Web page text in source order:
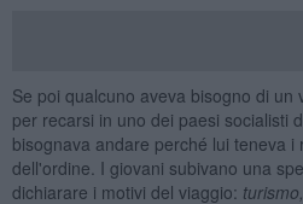
Se poi qualcuno aveva bisogno di un
per recarsi in uno dei paesi socialisti
bisognava andare perché lui teneva i
dell'ordine. I giovani subivano una
dichiarare i motivi del viaggio: turismo,